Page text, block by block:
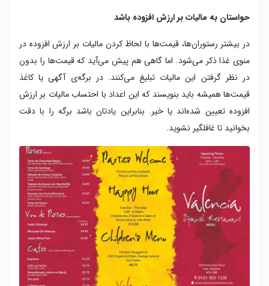
حواستان به مالیات بر ارزش افزوده باشد
در بیشتر رستوران‌ها، قیمت‌ها با لحاظ کردن مالیات بر ارزش افزوده در
منوی غذا ذکر می‌شود. اما گاهی هم پیش می‌آید که قیمت‌ها را بدون
در نظر گرفتن این مالیات تبلیغ می‌کنند. در برگه‌ی آگهی یا کاغذ
قیمت‌ها همیشه باید بنویسند که این اعداد با احتساب مالیات بر ارزش
افزوده تعیین شده‌اند یا خیر. بنابراین یادتان باشد برگه را با دقت
بخوانید تا غافلگیر نشوید.